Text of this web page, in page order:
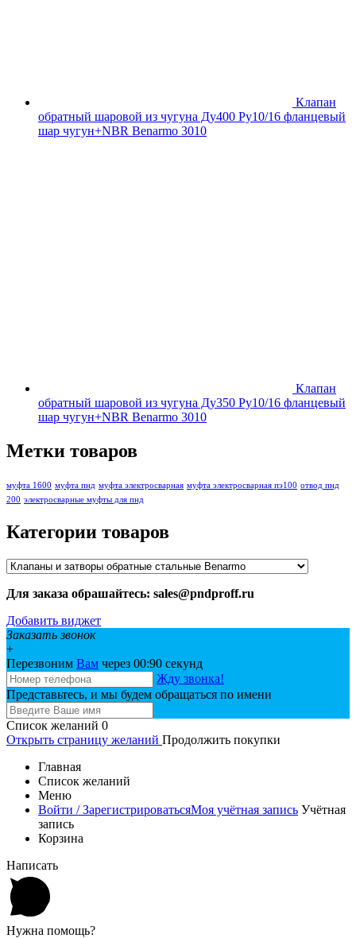
Клапан
обратный шаровой из чугуна Ду400 Ру10/16 фланцевый
шар чугун+NBR Benarmo 3010
Клапан
обратный шаровой из чугуна Ду350 Ру10/16 фланцевый
шар чугун+NBR Benarmo 3010
Метки товаров
муфта 1600 муфта пнд муфта электросварная муфта электросварная пэ100 отвод пнд
200 электросварные муфты для пнд
Категории товаров
Для заказа обрашайтесь: sales@pndproff.ru
Добавить виджет
Заказать звонок
+
Перезвоним Вам через 00:90 секунд
Жду звонка!
Представьтесь, и мы будем обращаться по имени
Список желаний 0
Открыть страницу желаний Продолжить покупки
Главная
Список желаний
Меню
Войти / ЗарегистрироватьсяМоя учётная запись Учётная
запись
Корзина
Написать
Нужна помощь?